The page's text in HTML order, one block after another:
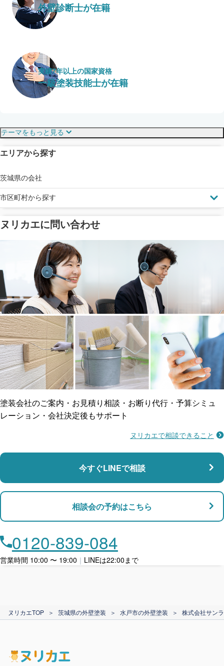
外壁診断士が在籍
実績7年以上の国家資格
一級塗装技能士が在籍
塗料の​品質を​保証
メーカー保証
工事保険
ご近所トラブルに
賠償保険
支払い対応
ローン利用
カード支払い
見えにくい屋根も安心
ドローン診断
省エネ効果
断熱・遮熱塗料対応
雨漏り修繕
防水工事
マンション・アパート対応
店舗・事務所対応
テーマをもっと見る
エリアから探す
茨城県の会社
市区町村から探す
ヌリカエに問い合わせ
塗装会社のご案内・お見積り相談・お断り代行・予算シミュ
レーション・会社決定後もサポート
ヌリカエで相談できること
今すぐLINEで相談
相談会の予約はこちら
0120-839-084
営業時間 10:00 〜 19:00 ｜ LINEは22:00まで
ヌリカエTOP ＞ 茨城県の外壁塗装 ＞ 水戸市の外壁塗装 ＞ 株式会社サン